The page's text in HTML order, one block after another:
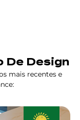
Design
mais recentes e